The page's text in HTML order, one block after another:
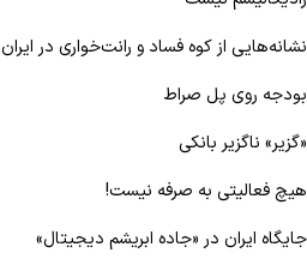
نشانه‌هایی از کوه فساد و رانت‌خواری در ایران
بودجه روی پل صراط
«گزیر» ناگزیر بانکی
هیچ فعالیتی به صرفه نیست!
جایگاه ایران در «جاده ابریشم دیجیتال»